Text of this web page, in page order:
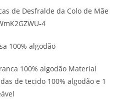
de Desfralde da Colo de Mãe
4
100% algodão
100% algodão Material
de tecido 100% algodão e 1